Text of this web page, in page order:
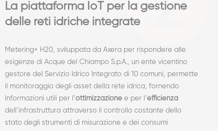
La piattaforma IoT per la gestione
delle reti idriche integrate
Metering+ H20, sviluppata da Axera per rispondere alle
esigenze di Acque del Chiampo S.p.A., un ente vicentino
gestore del Servizio Idrico Integrato di 10 comuni, permette
il monitoraggio degli asset della rete idrica, fornendo
informazioni utili per l’ottimizzazione e per l’efficienza
dell’infrastruttura attraverso il controllo costante dello
stato degli strumenti di misurazione e dei consumi